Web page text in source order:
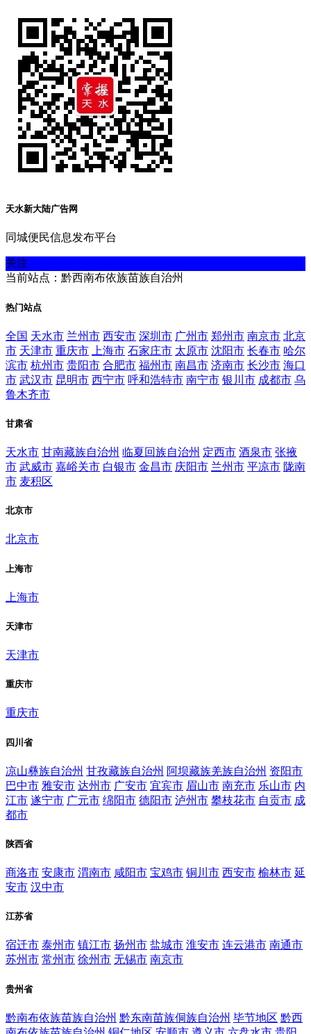
天水新大陆广告网
同城便民信息发布平台
关注
当前站点：黔西南布依族苗族自治州
热门站点
全国 天水市 兰州市 西安市 深圳市 广州市 郑州市 南京市 北京
市 天津市 重庆市 上海市 石家庄市 太原市 沈阳市 长春市 哈尔
滨市 杭州市 贵阳市 合肥市 福州市 南昌市 济南市 长沙市 海口
市 武汉市 昆明市 西宁市 呼和浩特市 南宁市 银川市 成都市 乌
鲁木齐市
甘肃省
天水市 甘南藏族自治州 临夏回族自治州 定西市 酒泉市 张掖
市 武威市 嘉峪关市 白银市 金昌市 庆阳市 兰州市 平凉市 陇南
市 麦积区
北京市
北京市
上海市
上海市
天津市
天津市
重庆市
重庆市
四川省
凉山彝族自治州 甘孜藏族自治州 阿坝藏族羌族自治州 资阳市
巴中市 雅安市 达州市 广安市 宜宾市 眉山市 南充市 乐山市 内
江市 遂宁市 广元市 绵阳市 德阳市 泸州市 攀枝花市 自贡市 成
都市
陕西省
商洛市 安康市 渭南市 咸阳市 宝鸡市 铜川市 西安市 榆林市 延
安市 汉中市
江苏省
宿迁市 泰州市 镇江市 扬州市 盐城市 淮安市 连云港市 南通市
苏州市 常州市 徐州市 无锡市 南京市
贵州省
黔南布依族苗族自治州 黔东南苗族侗族自治州 毕节地区 黔西